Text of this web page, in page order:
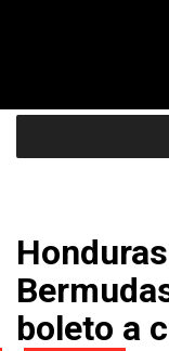
boleto a